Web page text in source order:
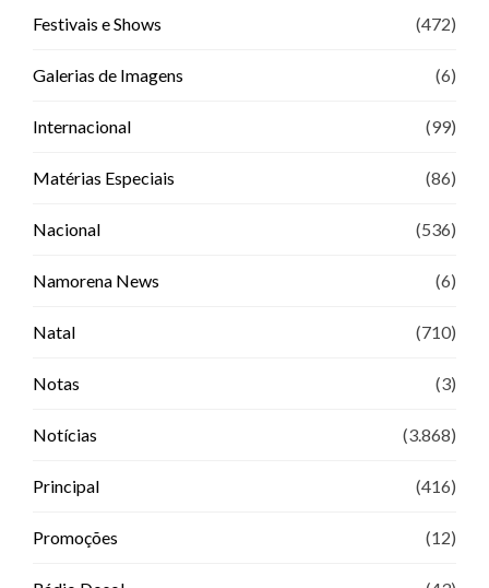
Festivais e Shows (472)
Galerias de Imagens (6)
Internacional (99)
Matérias Especiais (86)
Nacional (536)
Namorena News (6)
Natal (710)
Notas (3)
Notícias (3.868)
Principal (416)
Promoções (12)